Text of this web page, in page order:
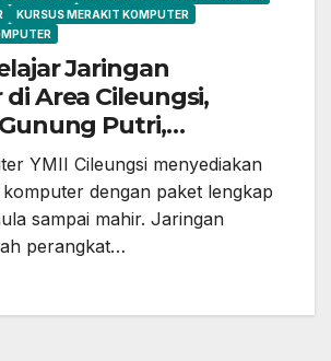
KURSUS MERAKIT KOMPUTER
Jaringan
Area Cileungsi,
Putri,
Bekasi, Jonggol
YMII Cileungsi menyediakan
dengan paket lengkap
sampai mahir. Jaringan
perangkat…